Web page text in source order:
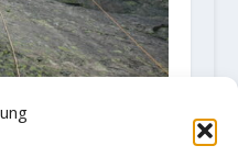
– Vinland
Hægefjell